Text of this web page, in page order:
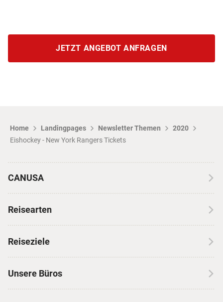
Home Landingpages Newsletter Themen
2020
Eishockey - New York Rangers Tickets
JETZT ANGEBOT ANFRAGEN
CANUSA
Erfahrungen mit CANUSA
Insidertipps
Reisearten
Skireisen
Reiseziele
Unsere Büros